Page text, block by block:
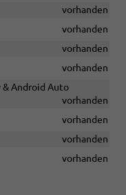
vorhanden
vorhanden
vorhanden
vorhanden
& Android Auto
vorhanden
vorhanden
vorhanden
vorhanden